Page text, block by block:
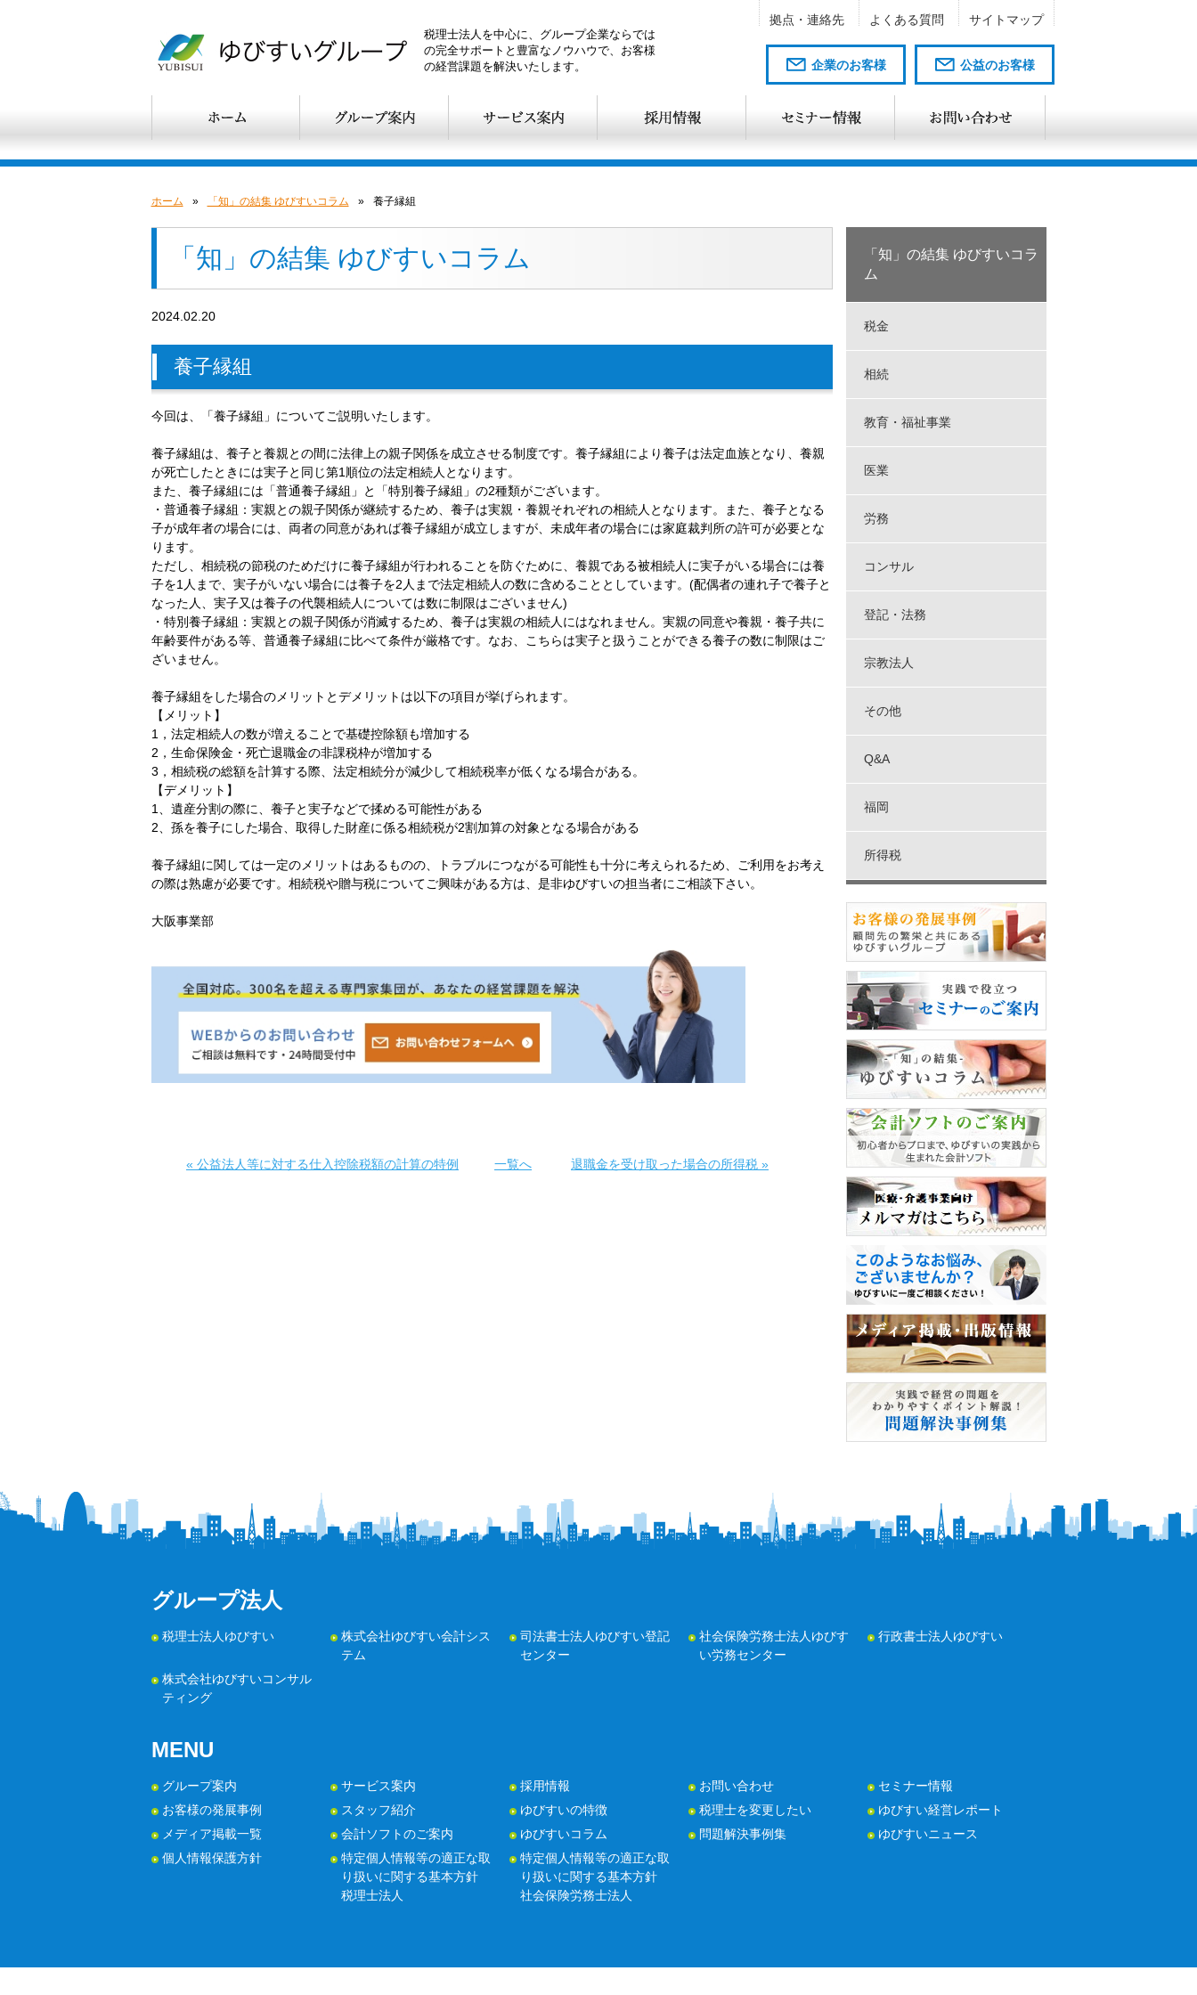
税理士法人を中心に、グループ企業ならでは
の完全サポートと豊富なノウハウで、お客様
の経営課題を解決いたします。
拠点・連絡先 よくある質問 サイトマップ
企業のお客様 公益のお客様
ホーム » 「知」の結集 ゆびすいコラム » 養子縁組
「知」の結集 ゆびすいコラム
2024.02.20
養子縁組
今回は、「養子縁組」についてご説明いたします。
養子縁組は、養子と養親との間に法律上の親子関係を成立させる制度です。養子縁組により養子は法定血族となり、養親
が死亡したときには実子と同じ第1順位の法定相続人となります。
また、養子縁組には「普通養子縁組」と「特別養子縁組」の2種類がございます。
・普通養子縁組：実親との親子関係が継続するため、養子は実親・養親それぞれの相続人となります。また、養子となる
子が成年者の場合には、両者の同意があれば養子縁組が成立しますが、未成年者の場合には家庭裁判所の許可が必要とな
ります。
ただし、相続税の節税のためだけに養子縁組が行われることを防ぐために、養親である被相続人に実子がいる場合には養
子を1人まで、実子がいない場合には養子を2人まで法定相続人の数に含めることとしています。(配偶者の連れ子で養子と
なった人、実子又は養子の代襲相続人については数に制限はございません)
・特別養子縁組：実親との親子関係が消滅するため、養子は実親の相続人にはなれません。実親の同意や養親・養子共に
年齢要件がある等、普通養子縁組に比べて条件が厳格です。なお、こちらは実子と扱うことができる養子の数に制限はご
ざいません。
養子縁組をした場合のメリットとデメリットは以下の項目が挙げられます。
【メリット】
1，法定相続人の数が増えることで基礎控除額も増加する
2，生命保険金・死亡退職金の非課税枠が増加する
3，相続税の総額を計算する際、法定相続分が減少して相続税率が低くなる場合がある。
【デメリット】
1、遺産分割の際に、養子と実子などで揉める可能性がある
2、孫を養子にした場合、取得した財産に係る相続税が2割加算の対象となる場合がある
養子縁組に関しては一定のメリットはあるものの、トラブルにつながる可能性も十分に考えられるため、ご利用をお考え
の際は熟慮が必要です。相続税や贈与税についてご興味がある方は、是非ゆびすいの担当者にご相談下さい。
大阪事業部
« 公益法人等に対する仕入控除税額の計算の特例 一覧へ 退職金を受け取った場合の所得税 »
「知」の結集 ゆびすいコラ
ム
税金
相続
教育・福祉事業
医業
労務
コンサル
登記・法務
宗教法人
その他
Q&A
福岡
所得税
グループ法人
税理士法人ゆびすい
株式会社ゆびすい会計シス
テム
司法書士法人ゆびすい登記
センター
社会保険労務士法人ゆびす
い労務センター
行政書士法人ゆびすい
株式会社ゆびすいコンサル
ティング
MENU
グループ案内 サービス案内 採用情報 お問い合わせ
セミナー情報
お客様の発展事例
スタッフ紹介 ゆびすいの特徴 税理士を変更したい
ゆびすい経営レポート
メディア掲載一覧
会計ソフトのご案内 ゆびすいコラム 問題解決事例集
ゆびすいニュース
個人情報保護方針
特定個人情報等の適正な取
り扱いに関する基本方針
税理士法人
特定個人情報等の適正な取
り扱いに関する基本方針
社会保険労務士法人